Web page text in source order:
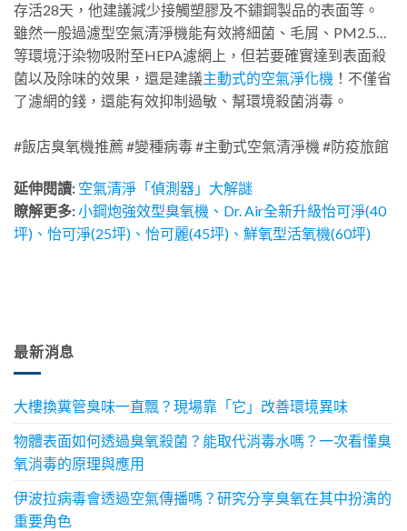
存活28天，他建議減少接觸塑膠及不鏽鋼製品的表面等。
雖然一般過濾型空氣清淨機能有效將細菌、毛屑、PM2.5…
等環境汙染物吸附至HEPA濾網上，但若要確實達到表面殺
菌以及除味的效果，還是建議主動式的空氣淨化機 ！不僅省
了濾網的錢，還能有效抑制過敏、幫環境殺菌消毒。
#飯店臭氧機推薦 #變種病毒 #主動式空氣清淨機 #防疫旅館
延伸閱讀: 空氣清淨「偵測器」大解謎
瞭解更多:小鋼炮強效型臭氧機 、 Dr. Air全新升級怡可淨(40
坪) 、怡可淨(25坪)、怡可麗(45坪)、鮮氧型活氧機(60坪)
最新消息
大樓換糞管臭味一直飄？現場靠「它」改善環境異味
物體表面如何透過臭氧殺菌？能取代消毒水嗎？一次看懂臭
氧消毒的原理與應用
伊波拉病毒會透過空氣傳播嗎？研究分享臭氧在其中扮演的
重要角色